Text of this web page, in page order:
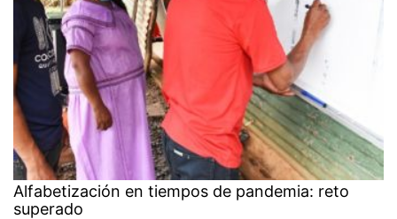
Alfabetización en tiempos de pandemia: reto
superado